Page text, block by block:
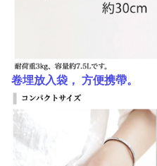
卷埋放入袋， 方便携帶。